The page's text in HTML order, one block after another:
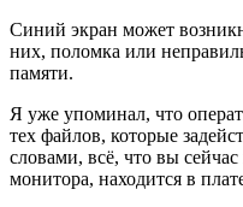
Синий экран может
них, поломка или
памяти.
Я уже упоминал, что
тех файлов, которые
словами, всё, что вы
монитора, находится в